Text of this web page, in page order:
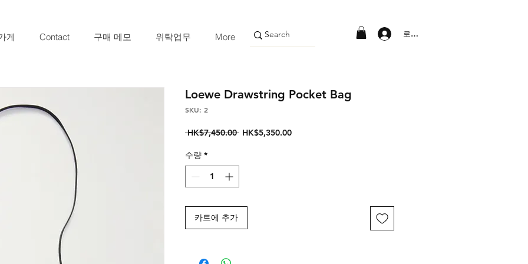
게 Contact 구매 메모 위탁업무 More 로그인
Loewe Drawstring Pocket Bag
SKU: 2
HK$7,450.00 일HK$5,350.00할
수량 *
카트에 추가